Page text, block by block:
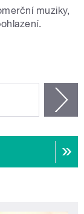
muziky,